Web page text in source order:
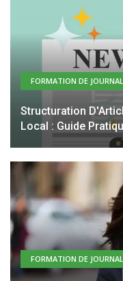
FORMATION DE
Structuration
Local : Guide
FORMATION DE